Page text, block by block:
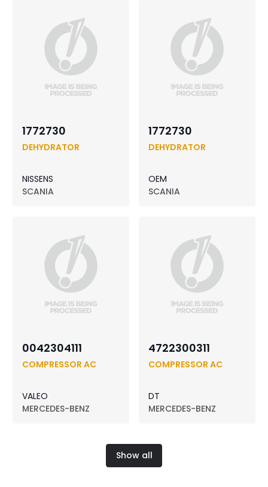
1772730
DEHYDRATOR
NISSENS
SCANIA
1772730
DEHYDRATOR
OEM
SCANIA
0042304111
COMPRESSOR AC
VALEO
MERCEDES-BENZ
4722300311
COMPRESSOR AC
DT
MERCEDES-BENZ
Show all